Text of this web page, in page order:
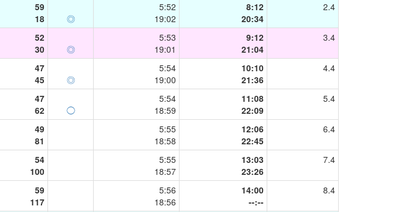
59
18
◎
5:52
19:02
8:12
20:34
2.4
52
30
◎
5:53
19:01
9:12
21:04
3.4
47
45
◎
5:54
19:00
10:10
21:36
4.4
47
62
◯
5:54
18:59
11:08
22:09
5.4
49
81
5:55
18:58
12:06
22:45
6.4
54
100
5:55
18:57
13:03
23:26
7.4
59
117
5:56
18:56
14:00
--:--
8.4